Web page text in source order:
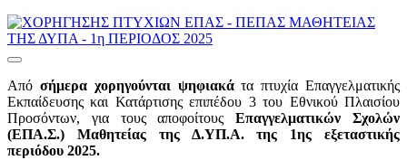
Από σήμερα χορηγούνται ψηφιακάτα πτυχία Επαγγελματικής
Εκπαίδευσης και Κατάρτισης επιπέδου 3 του Εθνικού Πλαισίου
Προσόντων, για τους αποφοίτουςΕπαγγελματικών Σχολών
(ΕΠΑ.Σ.) Μαθητείας της Δ.ΥΠ.Α. της 1ης εξεταστικής
περιόδου 2025.